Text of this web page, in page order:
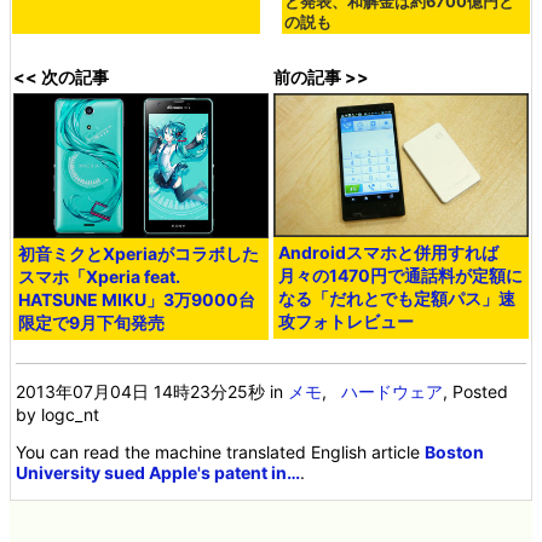
の説も
<< 次の記事
初音ミクとXperiaがコラボした
スマホ「Xperia feat.
HATSUNE MIKU」3万9000台
限定で9月下旬発売
前の記事 >>
Androidスマホと併用すれば
月々の1470円で通話料が定額に
なる「だれとでも定額パス」速
攻フォトレビュー
2013年07月04日 14時23分25秒 in メモ,ハードウェア, Posted
by logc_nt
You can read the machine translated English articleBoston
University sued Apple's patent in….